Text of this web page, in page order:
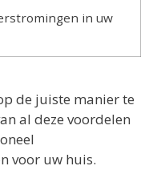
in uw
de juiste manier te
al deze voordelen
voor uw huis.